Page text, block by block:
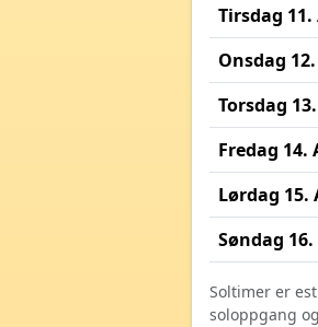
Tirsdag 11.
Onsdag
Torsdag
Fredag 14.
Lørdag 15.
Søndag
Soltimer er
soloppgang